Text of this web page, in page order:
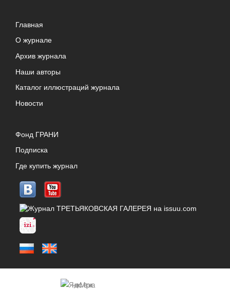
Главная
О журнале
Архив журнала
Наши авторы
Каталог иллюстраций журнала
Новости
Фонд ГРАНИ
Подписка
Где купить журнал